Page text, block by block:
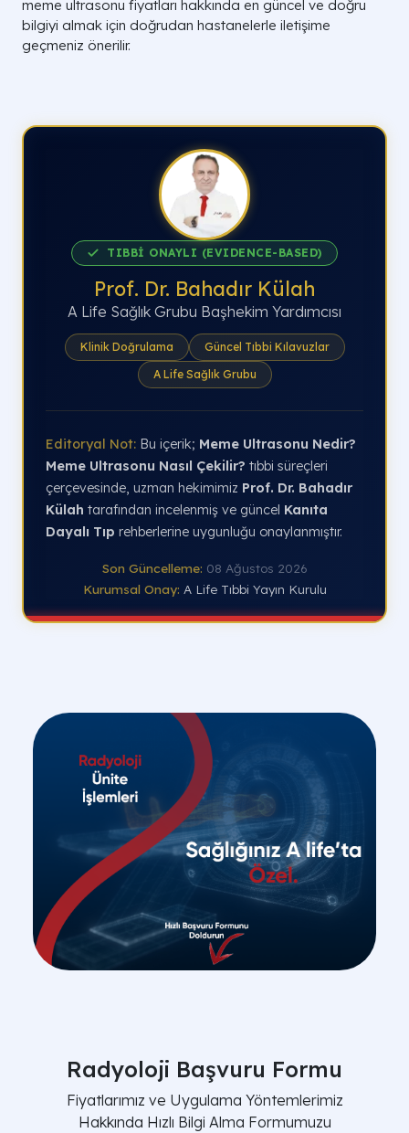
meme ultrasonu fiyatları hakkında en güncel ve doğru
bilgiyi almak için doğrudan hastanelerle iletişime
geçmeniz önerilir.
TIBBİ ONAYLI (EVIDENCE-BASED)
Prof. Dr. Bahadır Külah
A Life Sağlık Grubu Başhekim Yardımcısı
Klinik Doğrulama
Güncel Tıbbi Kılavuzlar
A Life Sağlık Grubu
Editoryal Not: Bu içerik; Meme Ultrasonu Nedir?
Meme Ultrasonu Nasıl Çekilir? tıbbi süreçleri
çerçevesinde, uzman hekimimiz Prof. Dr. Bahadır
Külah tarafından incelenmiş ve güncel Kanıta
Dayalı Tıp rehberlerine uygunluğu onaylanmıştır.
Son Güncelleme: 08 Ağustos 2026
Kurumsal Onay: A Life Tıbbi Yayın Kurulu
Radyoloji Başvuru Formu
Fiyatlarımız ve Uygulama Yöntemlerimiz
Hakkında Hızlı Bilgi Alma Formumuzu